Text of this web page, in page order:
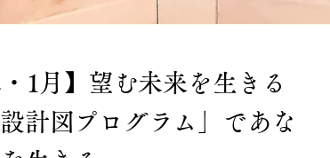
・1月】望む未来を生きる
計図プログラム」であな